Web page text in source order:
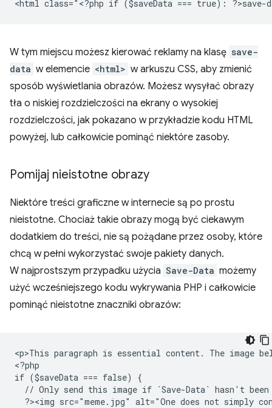
<html class="<?php if ($saveData === true): ?>save-
W tym miejscu możesz kierować reklamy na klasę save-
data w elemencie <html> w arkuszu CSS, aby zmienić
sposób wyświetlania obrazów. Możesz wysyłać obrazy
tła o niskiej rozdzielczości na ekrany o wysokiej
rozdzielczości, jak pokazano w przykładzie kodu HTML
powyżej, lub całkowicie pominąć niektóre zasoby.
Pomijaj nieistotne obrazy
Niektóre treści graficzne w internecie są po prostu
nieistotne. Chociaż takie obrazy mogą być ciekawym
dodatkiem do treści, nie są pożądane przez osoby, które
chcą w pełni wykorzystać swoje pakiety danych.
W najprostszym przypadku użycia Save-Data możemy
użyć wcześniejszego kodu wykrywania PHP i całkowicie
pominąć nieistotne znaczniki obrazów:
<p>This paragraph is essential content. The image
<?php
if ($saveData === false) {
// Only send this image if `Save-Data` hasn't been
?><img src="meme.jpg" alt="One does not simply